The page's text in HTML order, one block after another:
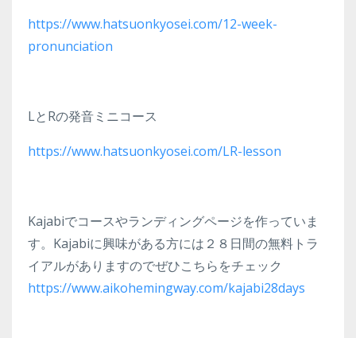
https://www.hatsuonkyosei.com/12-week-
pronunciation
LとRの発音ミニコース
https://www.hatsuonkyosei.com/LR-lesson
Kajabiでコースやランディングページを作っていま
す。Kajabiに興味がある方には２８日間の無料トラ
イアルがありますのでぜひこちらをチェック
https://www.aikohemingway.com/kajabi28days